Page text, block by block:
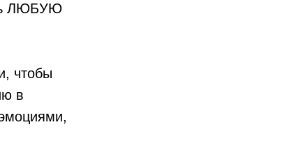
ЛЮБУЮ
чтобы
в